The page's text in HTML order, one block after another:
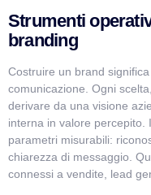
Strumenti
branding
Costruire un brand
comunicazione. Ogni
derivare da una visione
interna in valore percepito.
parametri misurabili:
chiarezza di messaggio.
connessi a vendite, lead